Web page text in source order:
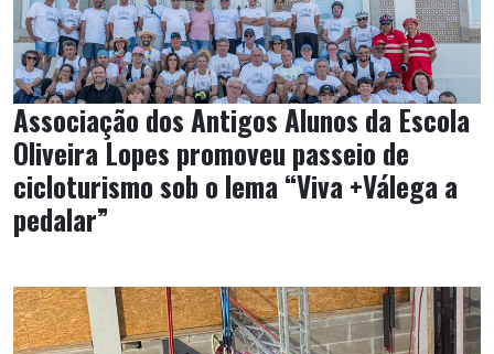
Associação dos Antigos Alunos da Escola
Oliveira Lopes promoveu passeio de
cicloturismo sob o lema “Viva +Válega a
pedalar”